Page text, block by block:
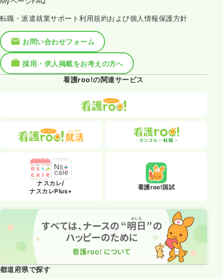
転職・派遣就業サポート利用規約および個人情報保護方針
お問い合わせフォーム
採用・求人掲載をお考えの方へ
看護roo!の関連サービス
ナスカレ/
ナスカレPlus+
看護roo!国試
都道府県で探す